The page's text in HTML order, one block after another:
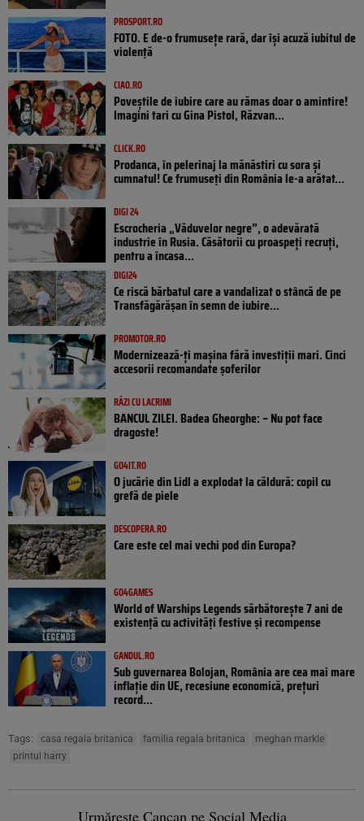
PROSPORT.RO
FOTO. E de-o frumusețe rară, dar își acuză iubitul de
violență
CIAO.RO
Poveştile de iubire care au rămas doar o amintire!
Imagini tari cu Gina Pistol, Răzvan...
CLICK.RO
Prodanca, în pelerinaj la mănăstiri cu sora și
cumnatul! Ce frumuseți din România le-a arătat...
DIGI 24
Escrocheria „Văduvelor negre”, o adevărată
industrie în Rusia. Căsătorii cu proaspeți recruți,
pentru a încasa...
DIGI24
Ce riscă bărbatul care a vandalizat o stâncă de pe
Transfăgărășan în semn de iubire...
PROMOTOR.RO
Modernizează-ți mașina fără investiții mari. Cinci
accesorii recomandate șoferilor
RÂZI CU LACRIMI
BANCUL ZILEI. Badea Gheorghe: – Nu pot face
dragoste!
GO4IT.RO
O jucărie din Lidl a explodat la căldură: copil cu
grefă de piele
DESCOPERA.RO
Care este cel mai vechi pod din Europa?
GO4GAMES
World of Warships Legends sărbătorește 7 ani de
existență cu activități festive și recompense
GANDUL.RO
Sub guvernarea Bolojan, România are cea mai mare
inflație din UE, recesiune economică, prețuri
record...
Tags: casa regala britanica familia regala britanica
meghan markle
printul harry
Urmărește Cancan pe Social Media